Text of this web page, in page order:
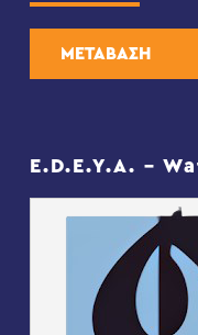
ΜΕΤΑΒΑΣΗ
E.D.E.Y.A. –